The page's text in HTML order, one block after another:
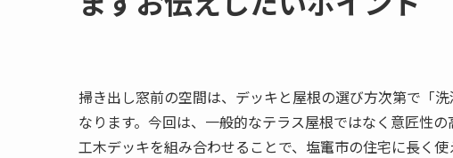
掃き出し窓前の空間は、デッキと屋根の選び方次第で「
なります。今回は、一般的なテラス屋根ではなく意匠性
工木デッキを組み合わせることで、塩竃市の住宅に長く使